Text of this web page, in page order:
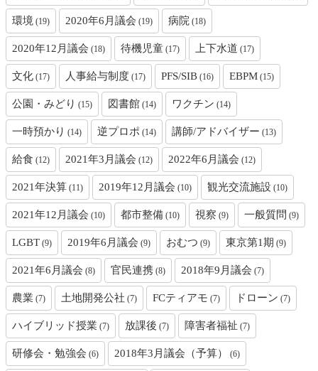
環境 (19) 2020年6月議会 (19) 病院 (18)
2020年12月議会 (18) 待機児童 (17) 上下水道 (17)
文化 (17) 人事給与制度 (17) PFS/SIB (16) EBPM (15)
公園・みどり (15) 図書館 (14) ワクチン (14)
一時預かり (14) 逆プロポ (14) 講師/アドバイザー (13)
給食 (12) 2021年3月議会 (12) 2022年6月議会 (12)
2021年決算 (11) 2019年12月議会 (10) 観光交流施設 (10)
2021年12月議会 (10) 都市整備 (10) 視察 (9) 一般質問 (9)
LGBT (9) 2019年6月議会 (9) おむつ (9) 東京第1期 (9)
2021年6月議会 (8) 官民連携 (8) 2018年9月議会 (7)
農業 (7) 土地開発公社 (7) FCティアモ (7) ドローン (7)
ハイブリッド授業 (7) 放課後 (7) 障害者福祉 (7)
研修会・勉強会 (6) 2018年3月議会（予算） (6)